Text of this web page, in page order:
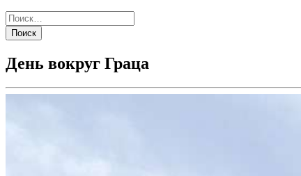
День вокруг Граца